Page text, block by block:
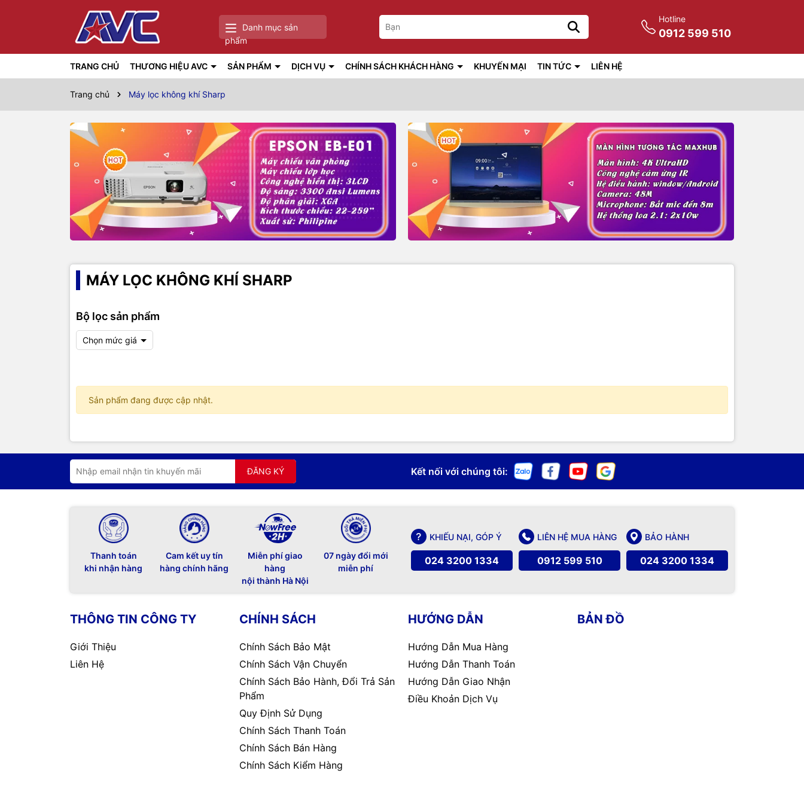
Danh mục sản
phẩm
Hotline
0912 599 510
TRANG CHỦ THƯƠNG HIỆU AVC SẢN PHẨM DỊCH VỤ CHÍNH SÁCH KHÁCH HÀNG KHUYẾN MẠI TIN TỨC LIÊN HỆ
Trang chủ Máy lọc không khí Sharp
MÁY LỌC KHÔNG KHÍ SHARP
Bộ lọc sản phẩm
Chọn mức giá
Sản phẩm đang được cập nhật.
ĐĂNG KÝ Kết nối với chúng tôi:
Thanh toán
khi nhận hàng
Cam kết uy tín
hàng chính hãng
Miễn phí giao
hàng
nội thành Hà Nội
07 ngày đổi mới
miễn phí
KHIẾU NẠI, GÓP Ý
024 3200 1334
LIÊN HỆ MUA HÀNG
0912 599 510
BẢO HÀNH
024 3200 1334
THÔNG TIN CÔNG TY
Giới Thiệu
Liên Hệ
CHÍNH SÁCH
Chính Sách Bảo Mật
Chính Sách Vận Chuyển
Chính Sách Bảo Hành, Đổi Trả Sản
Phẩm
Quy Định Sử Dụng
Chính Sách Thanh Toán
Chính Sách Bán Hàng
Chính Sách Kiểm Hàng
HƯỚNG DẪN
Hướng Dẫn Mua Hàng
Hướng Dẫn Thanh Toán
Hướng Dẫn Giao Nhận
Điều Khoản Dịch Vụ
BẢN ĐỒ